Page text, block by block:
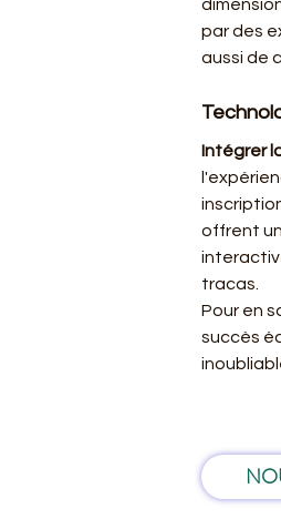
par des
aussi de
Intégrer
offrent
tracas.
Pour en
succès